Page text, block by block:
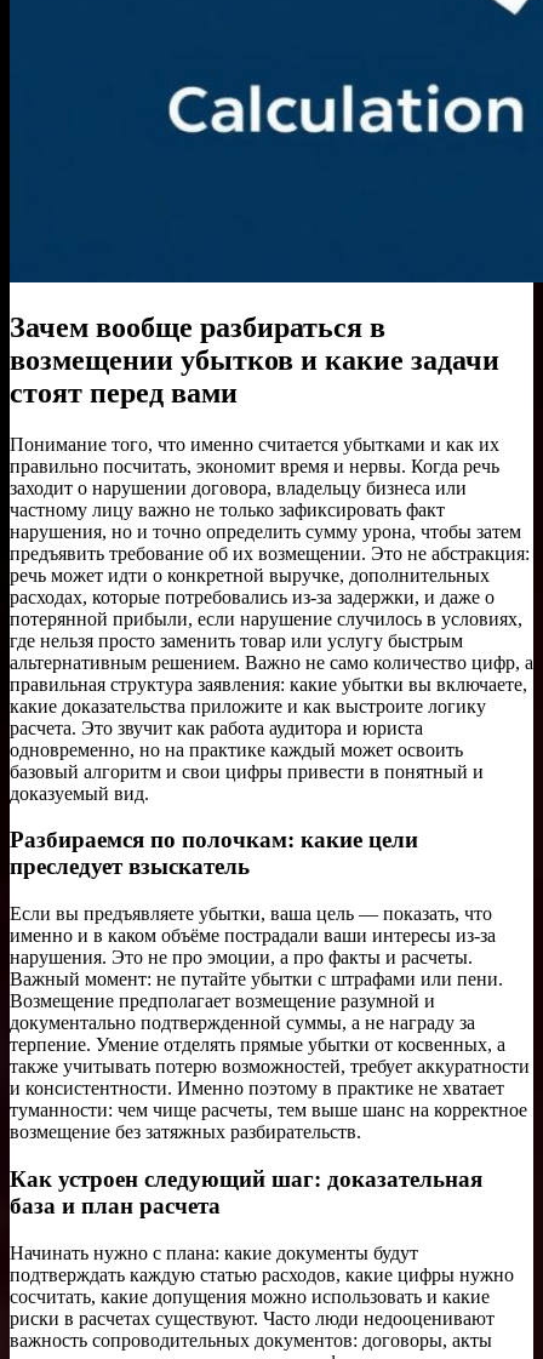
Зачем вообще разбираться в
возмещении убытков и какие задачи
стоят перед вами
Понимание того, что именно считается убытками и как их
правильно посчитать, экономит время и нервы. Когда речь
заходит о нарушении договора, владельцу бизнеса или
частному лицу важно не только зафиксировать факт
нарушения, но и точно определить сумму урона, чтобы затем
предъявить требование об их возмещении. Это не абстракция:
речь может идти о конкретной выручке, дополнительных
расходах, которые потребовались из-за задержки, и даже о
потерянной прибыли, если нарушение случилось в условиях,
где нельзя просто заменить товар или услугу быстрым
альтернативным решением. Важно не само количество цифр, а
правильная структура заявления: какие убытки вы включаете,
какие доказательства приложите и как выстроите логику
расчета. Это звучит как работа аудитора и юриста
одновременно, но на практике каждый может освоить
базовый алгоритм и свои цифры привести в понятный и
доказуемый вид.
Разбираемся по полочкам: какие цели
преследует взыскатель
Если вы предъявляете убытки, ваша цель — показать, что
именно и в каком объёме пострадали ваши интересы из-за
нарушения. Это не про эмоции, а про факты и расчеты.
Важный момент: не путайте убытки с штрафами или пени.
Возмещение предполагает возмещение разумной и
документально подтвержденной суммы, а не награду за
терпение. Умение отделять прямые убытки от косвенных, а
также учитывать потерю возможностей, требует аккуратности
и консистентности. Именно поэтому в практике не хватает
туманности: чем чище расчеты, тем выше шанс на корректное
возмещение без затяжных разбирательств.
Как устроен следующий шаг: доказательная
база и план расчета
Начинать нужно с плана: какие документы будут
подтверждать каждую статью расходов, какие цифры нужно
сосчитать, какие допущения можно использовать и какие
риски в расчетах существуют. Часто люди недооценивают
важность сопроводительных документов: договоры, акты